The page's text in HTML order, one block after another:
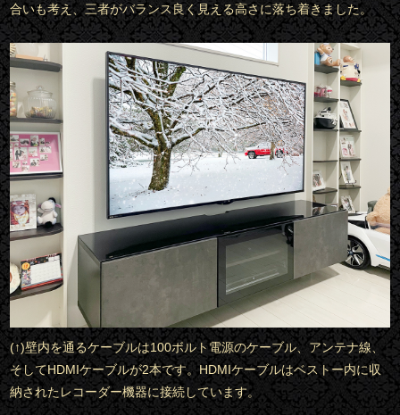
合いも考え、三者がバランス良く見える高さに落ち着きました。
(↑)壁内を通るケーブルは100ボルト電源のケーブル、アンテナ線、
そしてHDMIケーブルが2本です。HDMIケーブルはベストー内に収
納されたレコーダー機器に接続しています。